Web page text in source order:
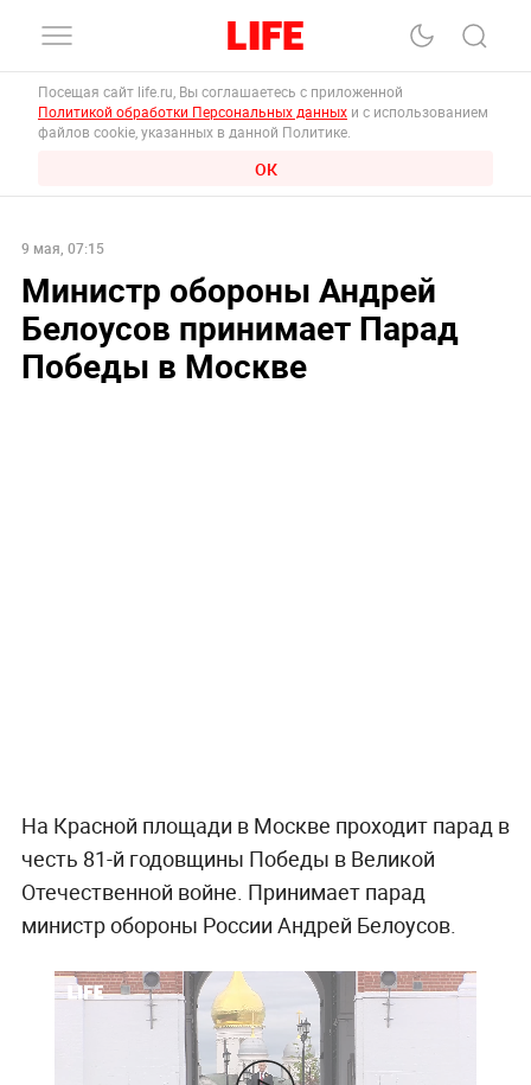
Посещая сайт life.ru, Вы соглашаетесь с приложенной
Политикой обработки Персональных данных и с использованием
файлов cookie, указанных в данной Политике.
ОК
9 мая, 07:15
Министр обороны Андрей
Белоусов принимает Парад
Победы в Москве
На Красной площади в Москве проходит парад в
честь 81-й годовщины Победы в Великой
Отечественной войне. Принимает парад
министр обороны России Андрей Белоусов.